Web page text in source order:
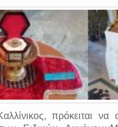
πρόκειται να